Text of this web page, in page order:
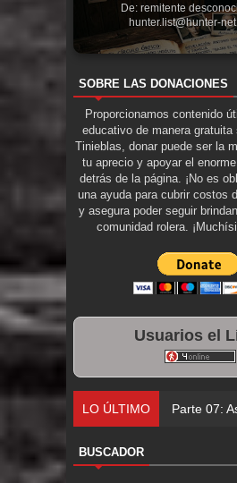
De: remitente
hunter.list@hunter-
SOBRE LAS DONACIONES
Proporcionamos contenido
educativo de manera gratuita
Tinieblas, donar puede ser la
tu aprecio y apoyar el
detrás de la página. ¡No es
una ayuda para cubrir costos
y asegura poder seguir
comunidad rolera.
Usuarios el
LO ÚLTIMO Parte 06: El
BUSCADOR